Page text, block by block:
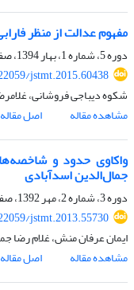
مفهوم عدالت از منظر
دوره 5، شماره 1، بهار 1394، صفحه
jstmt.2015.60438
شکوه دیباجی فروشانی،
مشاهده مقاله
اصل مقاله
واکاوی حدود و
جمال‌الدین اسدآبادی
دوره 3، شماره 2، مهر 1392، صفحه
jstmt.2013.55730
ایمان عرفان منش، غلام رضا
مشاهده مقاله
اصل مقاله